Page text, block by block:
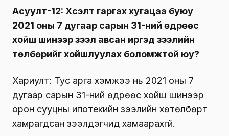
Асуулт-12: Хүсэлт гаргах хугацаа буюу
2021 оны 7 дугаар сарын 31-ний өдрөөс
хойш шинээр зээл авсан иргэд зээлийн
төлбөрийг хойшлуулах боломжтой юу?
Хариулт: Тус арга хэмжээ нь 2021 оны 7
дугаар сарын 31-ний өдрөөс хойш шинээр
орон сууцны ипотекийн зээлийн хөтөлбөрт
хамрагдсан зээлдэгчид хамаарахгүй.